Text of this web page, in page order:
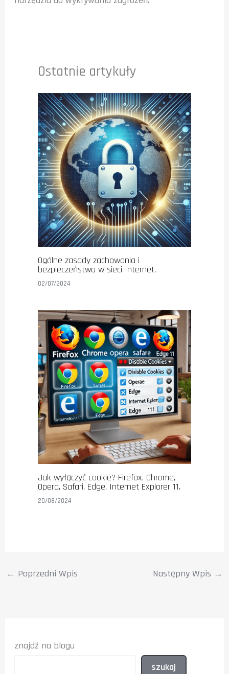
Ostatnie artykuły
Ogólne zasady zachowania i
bezpieczeństwa w sieci Internet.
02/07/2024
Jak wyłączyć cookie? Firefox, Chrome,
Opera, Safari, Edge, Internet Explorer 11.
20/08/2024
← Poprzedni Wpis Następny Wpis →
znajdź na blogu
szukaj